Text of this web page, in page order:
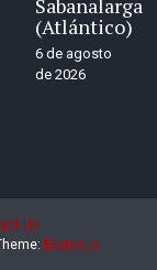
Sabanalarga
(Atlántico)
6 de agosto
de 2026
Us
Eximious